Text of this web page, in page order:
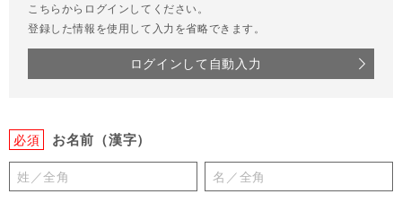
こちらからログインしてください。
登録した情報を使用して入力を省略できます。
ログインして自動入力
必須 お名前（漢字）